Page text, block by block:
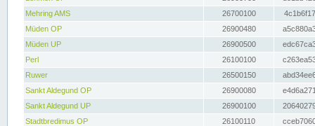
Mehring AMS
26700100
Müden OP
26900480
Müden UP
26900500
Perl
26100100
Ruwer
26500150
Sankt Aldegund OP
26900080
Sankt Aldegund UP
26900100
Stadtbredimus OP
26100110